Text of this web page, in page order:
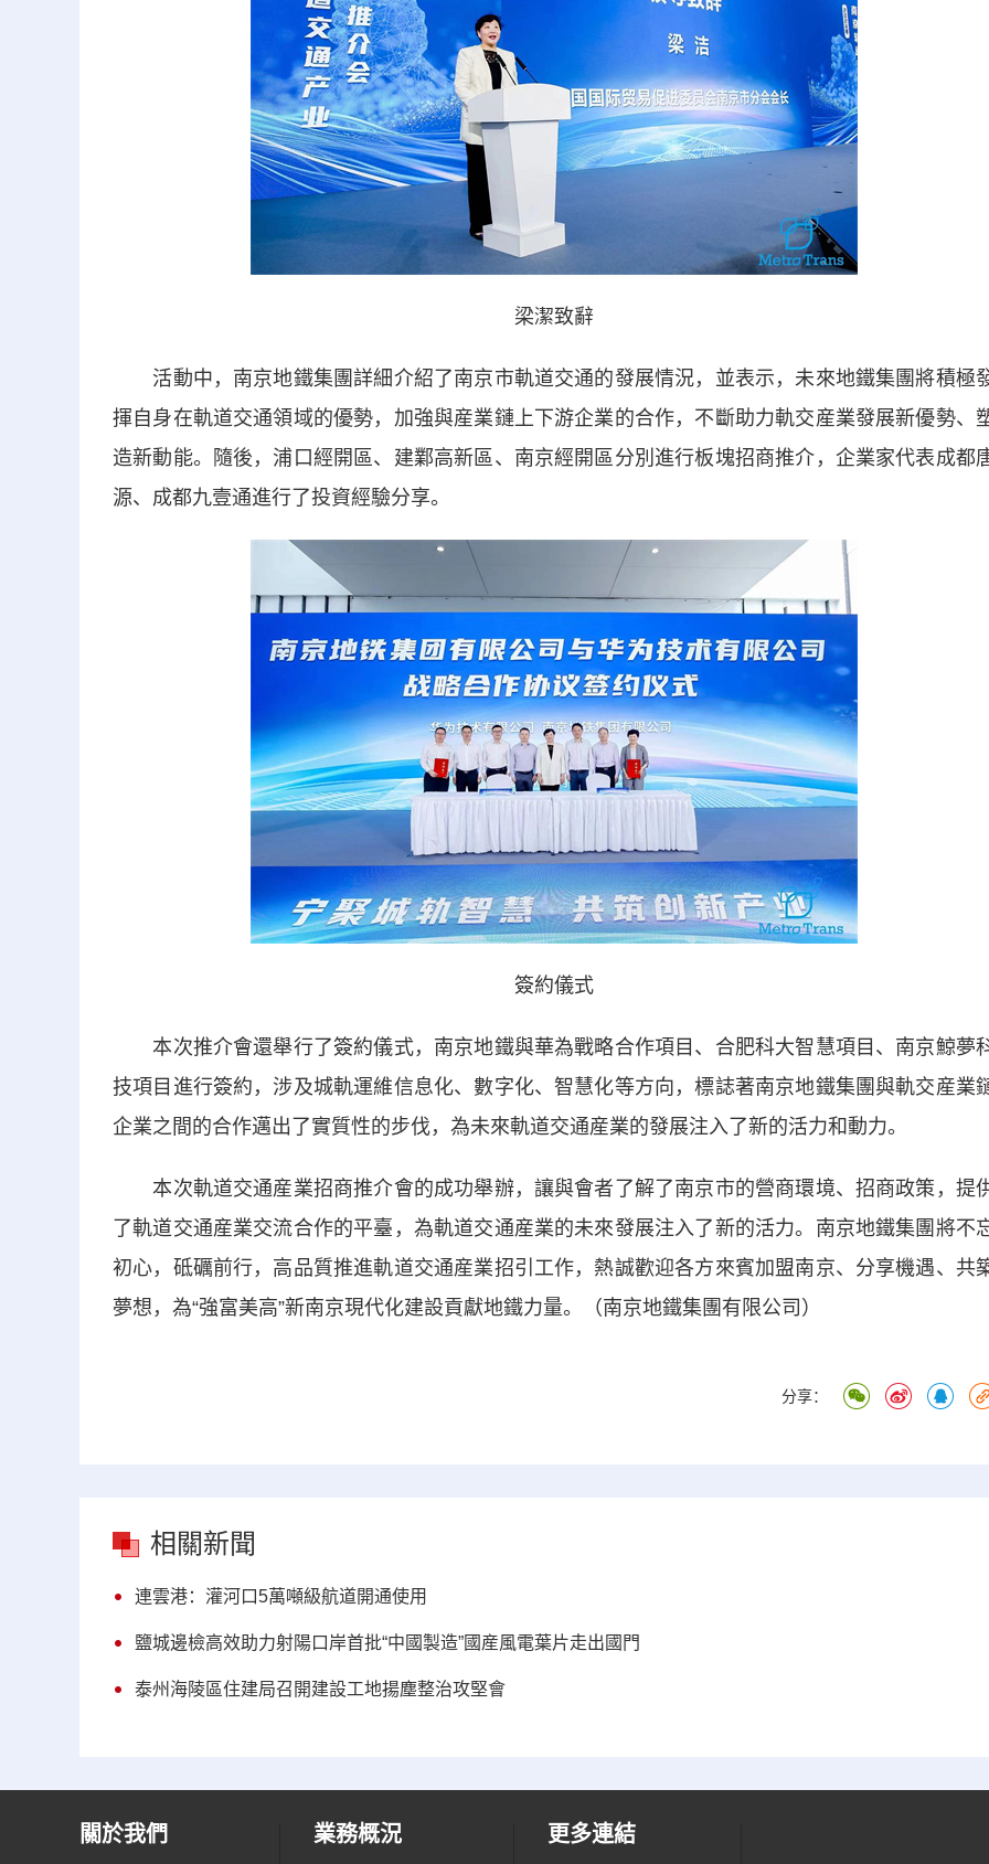
梁潔致辭
活動中，南京地鐵集團詳細介紹了南京市軌道交通的發展情況，並表示，未來地鐵集團將積極
揮自身在軌道交通領域的優勢，加強與産業鏈上下游企業的合作，不斷助力軌交産業發展新優勢、
造新動能。隨後，浦口經開區、建鄴高新區、南京經開區分別進行板塊招商推介，企業家代表成都
源、成都九壹通進行了投資經驗分享。
簽約儀式
本次推介會還舉行了簽約儀式，南京地鐵與華為戰略合作項目、合肥科大智慧項目、南京鯨夢
技項目進行簽約，涉及城軌運維信息化、數字化、智慧化等方向，標誌著南京地鐵集團與軌交産業
企業之間的合作邁出了實質性的步伐，為未來軌道交通産業的發展注入了新的活力和動力。
本次軌道交通産業招商推介會的成功舉辦，讓與會者了解了南京市的營商環境、招商政策，提
了軌道交通産業交流合作的平臺，為軌道交通産業的未來發展注入了新的活力。南京地鐵集團將不
初心，砥礪前行，高品質推進軌道交通産業招引工作，熱誠歡迎各方來賓加盟南京、分享機遇、共
夢想，為“強富美高”新南京現代化建設貢獻地鐵力量。（南京地鐵集團有限公司）
分享：
相關新聞
連雲港：灌河口5萬噸級航道開通使用
鹽城邊檢高效助力射陽口岸首批“中國製造”國産風電葉片走出國門
泰州海陵區住建局召開建設工地揚塵整治攻堅會
關於我們 業務概況 更多連結